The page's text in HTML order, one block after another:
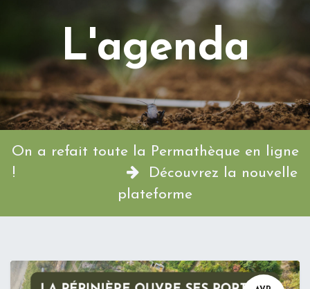
L'agenda
On a refait toute la Permathèque en ligne
!
Découvrez la nouvelle
plateforme